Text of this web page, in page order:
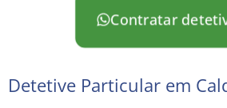
Contratar
Detetive Particular em